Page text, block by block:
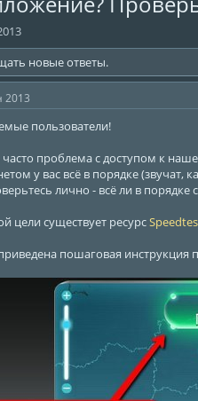
новые ответы.
2013
пользователи!
проблема с доступом к
у вас всё в порядке (звучат,
лично - всё ли в порядке
цели существует ресурс
пошаговая инструкция